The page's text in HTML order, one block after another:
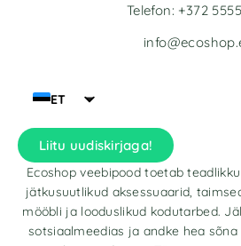
ET
Liitu uudiskirjaga!
Ecoshop veebipood toetab
jätkusuutlikud aksessuaarid,
mööbli ja looduslikud kodutarbed.
sotsiaalmeedias ja andke hea
Telefon: +372 5555